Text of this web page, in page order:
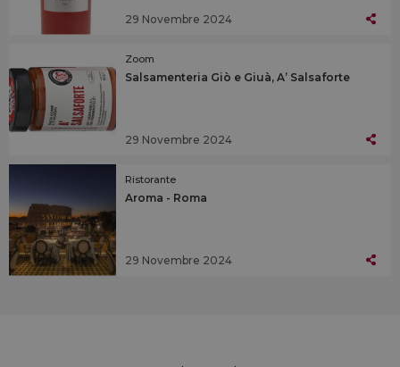
29 Novembre 2024
Zoom
Salsamenteria Giò e Giuà, A’ Salsaforte
29 Novembre 2024
Ristorante
Aroma - Roma
29 Novembre 2024